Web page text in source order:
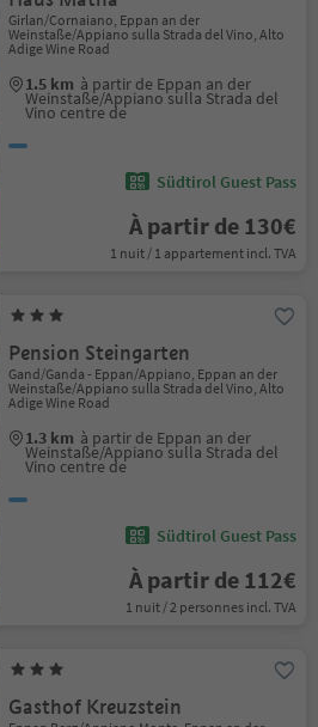
Girlan/Cornaiano, Eppan an der
Weinstaße/Appiano sulla Strada del Vino, Alto
Adige Wine Road
1.5 km à partir de Eppan an der
Weinstaße/Appiano sulla Strada del
Vino centre de
Südtirol Guest Pass
À partir de 130€
1 nuit / 1 appartement incl. TVA
Pension Steingarten
Gand/Ganda - Eppan/Appiano, Eppan an der
Weinstaße/Appiano sulla Strada del Vino, Alto
Adige Wine Road
1.3 km à partir de Eppan an der
Weinstaße/Appiano sulla Strada del
Vino centre de
Südtirol Guest Pass
À partir de 112€
1 nuit / 2 personnes incl. TVA
Gasthof Kreuzstein